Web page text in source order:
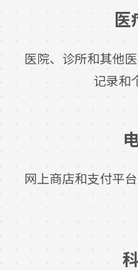
医
医院、诊所和其他
记录和
网上商店和支付平